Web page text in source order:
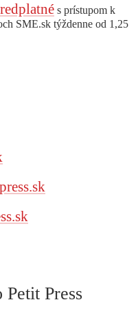
s prístupom k
SME.sk týždenne od 1,25
Press